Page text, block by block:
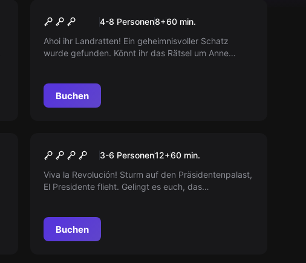
Anne Bonnys Schatz
4-8 Personen8+60 min.
Ahoi ihr Landratten! Ein geheimnisvoller Schatz
wurde gefunden. Könnt ihr das Rätsel um Anne
Buchen
Revolución Olé
3-6 Personen12+60 min.
Viva la Revolución! Sturm auf den Präsidentenpalast,
El Presidente flieht. Gelingt es euch, das
Buchen